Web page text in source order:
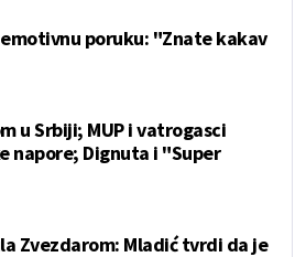
poruku: "Znate kakav
u Srbiji; MUP i vatrogasci
napore; Dignuta i "Super
Zvezdarom: Mladić tvrdi da je